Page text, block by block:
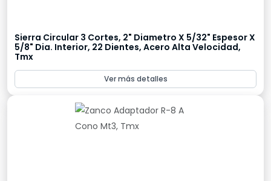
Sierra Circular 3 Cortes, 2" Diametro X 5/32" Espesor X
5/8" Dia. Interior, 22 Dientes, Acero Alta Velocidad,
Tmx
Ver más detalles